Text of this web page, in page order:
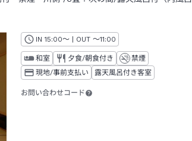
IN チェックイン
15:00～ | OUT チェックアウト
～11:00
和室 夕食/朝食付き
禁煙
現地/事前支払い
露天風呂付き客室
お問い合わせコード